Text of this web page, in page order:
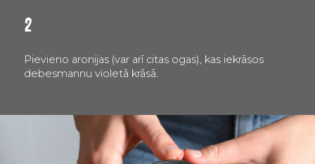
2
Pievieno aronijas (var arī citas ogas), kas iekrāsos
debesmannu violetā krāsā.